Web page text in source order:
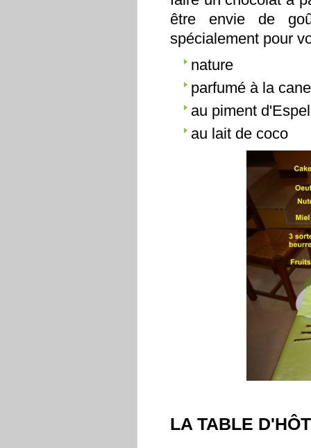
être envie de
spécialement pour
nature
parfumé à la
au piment
au lait de coco
LA TABLE